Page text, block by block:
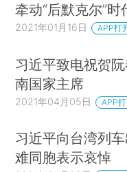
牵动“后默克尔”
2021年01月16日 APP打
习近平致电祝贺
南国家主席
2021年04月05日 APP
习近平向台湾列
难同胞表示哀悼